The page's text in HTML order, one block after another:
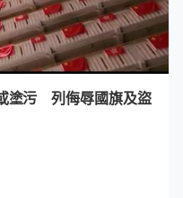
塗污 列侮辱國旗及盜